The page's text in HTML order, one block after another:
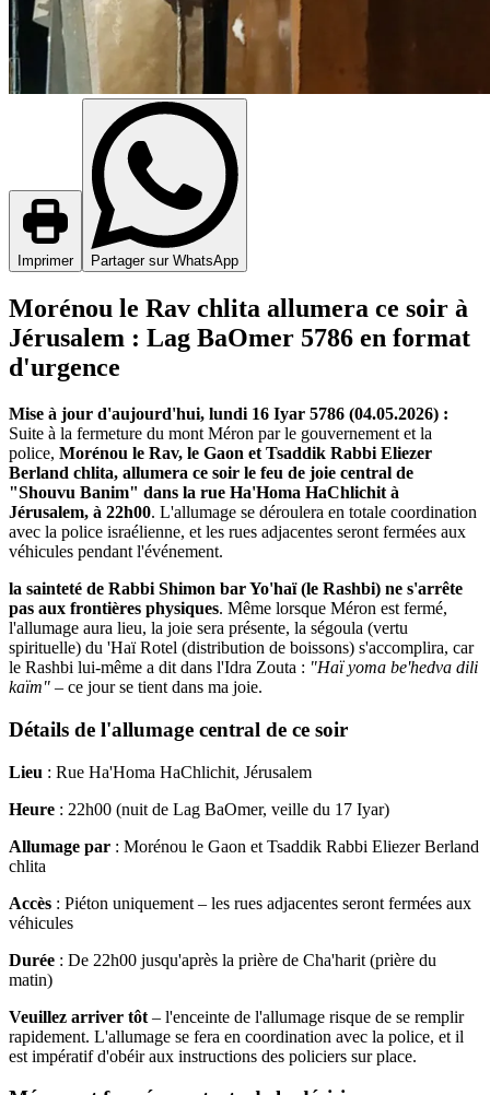
Imprimer Partager sur WhatsApp
Morénou le Rav chlita allumera ce soir à
Jérusalem : Lag BaOmer 5786 en format
d'urgence
Mise à jour d'aujourd'hui, lundi 16 Iyar 5786 (04.05.2026) :
Suite à la fermeture du mont Méron par le gouvernement et la
police, Morénou le Rav, le Gaon et Tsaddik Rabbi Eliezer
Berland chlita, allumera ce soir le feu de joie central de
"Shouvu Banim" dans la rue Ha'Homa HaChlichit à
Jérusalem, à 22h00. L'allumage se déroulera en totale coordination
avec la police israélienne, et les rues adjacentes seront fermées aux
véhicules pendant l'événement.
la sainteté de Rabbi Shimon bar Yo'haï (le Rashbi) ne s'arrête
pas aux frontières physiques. Même lorsque Méron est fermé,
l'allumage aura lieu, la joie sera présente, la ségoula (vertu
spirituelle) du 'Haï Rotel (distribution de boissons) s'accomplira, car
le Rashbi lui-même a dit dans l'Idra Zouta : "Haï yoma be'hedva dili
kaïm" – ce jour se tient dans ma joie.
Détails de l'allumage central de ce soir
Lieu : Rue Ha'Homa HaChlichit, Jérusalem
Heure : 22h00 (nuit de Lag BaOmer, veille du 17 Iyar)
Allumage par : Morénou le Gaon et Tsaddik Rabbi Eliezer Berland
chlita
Accès : Piéton uniquement – les rues adjacentes seront fermées aux
véhicules
Durée : De 22h00 jusqu'après la prière de Cha'harit (prière du
matin)
Veuillez arriver tôt – l'enceinte de l'allumage risque de se remplir
rapidement. L'allumage se fera en coordination avec la police, et il
est impératif d'obéir aux instructions des policiers sur place.